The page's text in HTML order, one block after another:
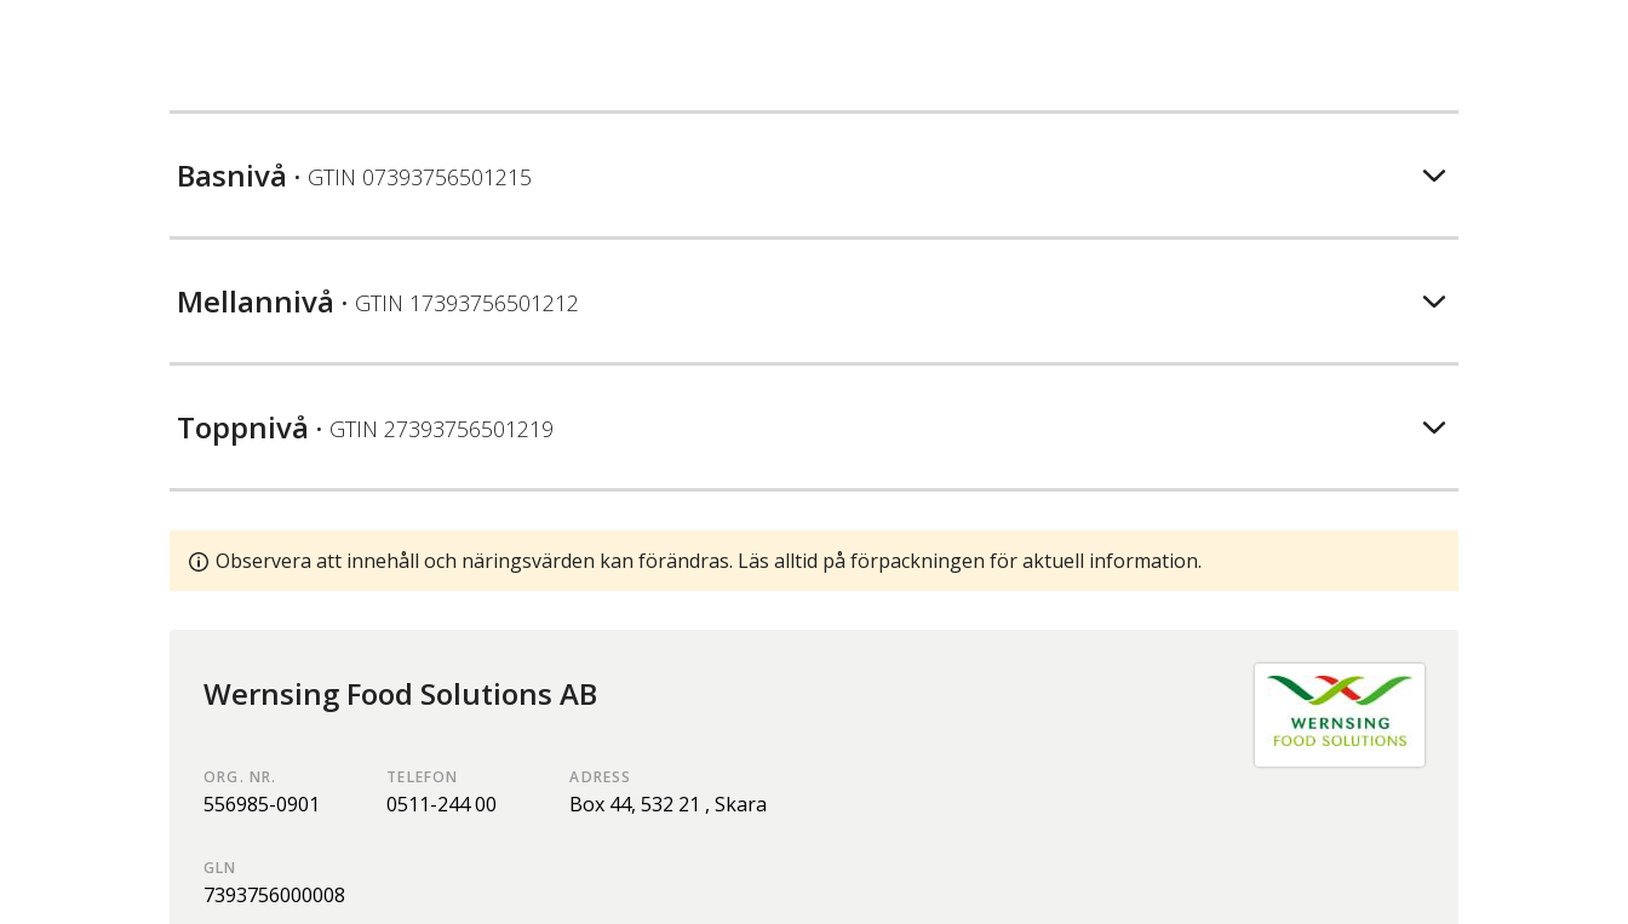
Basnivå • GTIN 07393756501215
Mellannivå • GTIN 17393756501212
Toppnivå • GTIN 27393756501219
Observera att innehåll och näringsvärden kan förändras. Läs alltid på förpackningen för aktuell information.
Wernsing Food Solutions AB
ORG. NR.
556985-0901
GLN
7393756000008
TELEFON
0511-244 00
ADRESS
Box 44,532 21 ,Skara